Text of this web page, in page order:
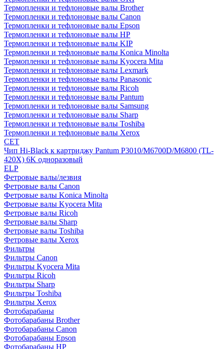
Термопленки и тефлоновые валы Brother
Термопленки и тефлоновые валы Canon
Термопленки и тефлоновые валы Epson
Термопленки и тефлоновые валы HP
Термопленки и тефлоновые валы KIP
Термопленки и тефлоновые валы Konica Minolta
Термопленки и тефлоновые валы Kyocera Mita
Термопленки и тефлоновые валы Lexmark
Термопленки и тефлоновые валы Panasonic
Термопленки и тефлоновые валы Ricoh
Термопленки и тефлоновые валы Pantum
Термопленки и тефлоновые валы Samsung
Термопленки и тефлоновые валы Sharp
Термопленки и тефлоновые валы Toshiba
Термопленки и тефлоновые валы Xerox
CET
Чип Hi-Black к картриджу Pantum P3010/M6700D/M6800 (TL-
420X) 6K одноразовый
ELP
Фетровые валы/лезвия
Фетровые валы Canon
Фетровые валы Konica Minolta
Фетровые валы Kyocera Mita
Фетровые валы Ricoh
Фетровые валы Sharp
Фетровые валы Toshiba
Фетровые валы Xerox
Фильтры
Фильтры Canon
Фильтры Kyocera Mita
Фильтры Ricoh
Фильтры Sharp
Фильтры Toshiba
Фильтры Xerox
Фотобарабаны
Фотобарабаны Brother
Фотобарабаны Canon
Фотобарабаны Epson
Фотобарабаны HP